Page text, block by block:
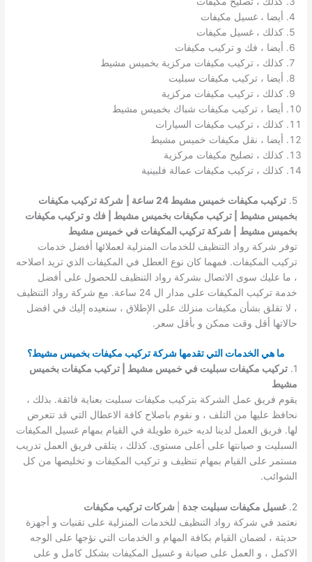
أيضا ، غسيل مكيفات
كذلك ، غسيل مكيفات
أيضا ، فك و تركيب مكيفات
كذلك ، تركيب مكيفات مركزية بخميس مشيط
أيضا ، تركيب مكيفات سبليت
كذلك ، تركيب مكيفات مركزية
أيضا ، تركيب مكيفات شباك بخميس مشيط
كذلك ، تركيب مكيفات السيارات
أيضا ، نقل مكيفات خميس مشيط
كذلك ، تصليح مكيفات مركزية
كذلك ، تركيب مكيفات عمالة فلبينية
5. تركيب مكيفات خميس مشيط 24 ساعة |
شركة تركيب مكيفات
بخميس مشيط | تركيب مكيفات بخميس مشيط | فك و تركيب مكيفات
بخميس مشيط
| شركة تركيب المكيفات في خميس مشيط
توفر شركة رواد التنظيف للخدمات المنزلية لعملائها أفضل خدمات
تركيب المكيفات. فمهما كان نوع العطل في المكيفات الذي تريد اصلاحه
، ما عليك سوى الاتصال بشركة رواد التنظيف للحصول على أفضل
خدمة تركيب المكيفات على مدار ال 24 ساعة. مع شركة رواد التنظيف
، لا تقلق بشأن مكيفات منزلك على الإطلاق ، سنعيده إليك في افضل
حالاتها أقل وقت ممكن و بأقل سعر.
ما هي الخدمات التي تقدمها شركة تركيب مكيفات بخميس مشيط؟
1. تركيب مكيفات سبليت في خميس مشيط | تركيب مكيفات بخميس
مشيط
يقوم فريق عمل الشركة بتركيب مكيفات سبليت بعناية فائقة. بذلك ،
نحافظ عليها من التلف ، و نقوم باصلاح كافة الاعطال التي قد تتعرض
لها. فريق العمل لدينا لديه خبرة طويلة في القيام بمهام غسيل المكيفات
السبليت و صيانتها على أعلى مستوى. كذلك ، يتلقى فريق العمل تدريب
مستمر على القيام بمهام تنظيف و تركيب المكيفات و تخليصها من كل
الشوائب.
2. غسيل مكيفات سبليت جدة
شركات تركيب مكيفات
نعتمد في شركة رواد التنظيف للخدمات المنزلية على تقنيات و أجهزة
حديثة ، لضمان القيام بكافة المهام و الخدمات التي نؤجها على الوجه
الاكمل ، و العمل على صيانة و غسيل المكيفات بشكل كامل و على